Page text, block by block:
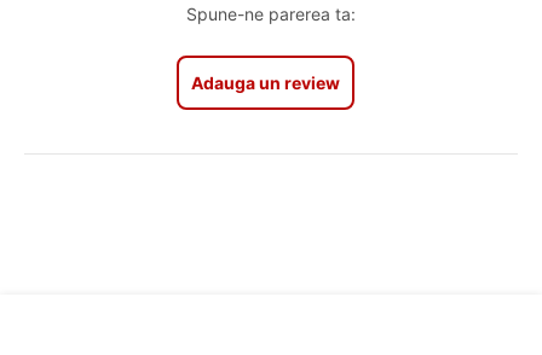
Spune-ne parerea ta:
Adauga un review